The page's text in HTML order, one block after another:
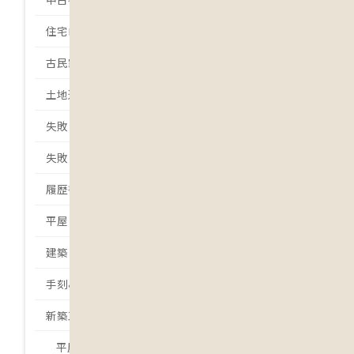
住宅ローン
古民家
土地選び
失敗しない土地選び
失敗しない家づくり
履歴書
平屋
建築日誌
手刻みの家
新築工事
平屋